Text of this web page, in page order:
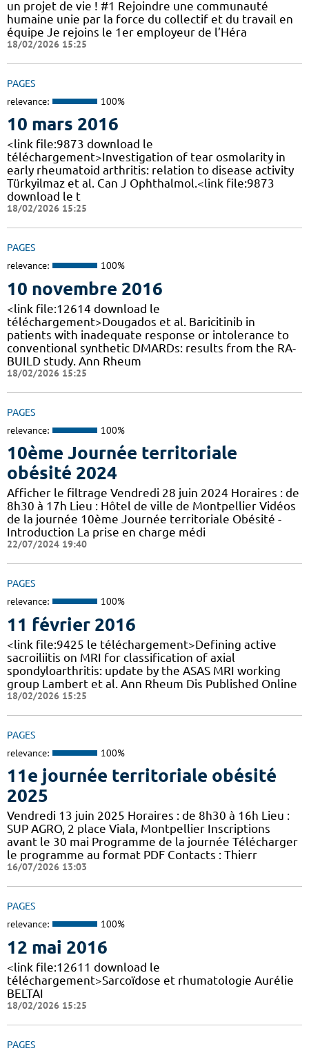
un projet de vie ! #1 Rejoindre une communauté
humaine unie par la force du collectif et du travail en
équipe Je rejoins le 1er employeur de l’Héra
18/02/2026 15:25
PAGES
relevance: 100%
10 mars 2016
<link file:9873 download le
téléchargement>Investigation of tear osmolarity in
early rheumatoid arthritis: relation to disease activity
Türkyilmaz et al. Can J Ophthalmol.<link file:9873
download le t
18/02/2026 15:25
PAGES
relevance: 100%
10 novembre 2016
<link file:12614 download le
téléchargement>Dougados et al. Baricitinib in
patients with inadequate response or intolerance to
conventional synthetic DMARDs: results from the RA-
BUILD study. Ann Rheum
18/02/2026 15:25
PAGES
relevance: 100%
10ème Journée territoriale
obésité 2024
Afficher le filtrage Vendredi 28 juin 2024 Horaires : de
8h30 à 17h Lieu : Hôtel de ville de Montpellier Vidéos
de la journée 10ème Journée territoriale Obésité -
Introduction La prise en charge médi
22/07/2024 19:40
PAGES
relevance: 100%
11 février 2016
<link file:9425 le téléchargement>Defining active
sacroiliitis on MRI for classification of axial
spondyloarthritis: update by the ASAS MRI working
group Lambert et al. Ann Rheum Dis Published Online
18/02/2026 15:25
PAGES
relevance: 100%
11e journée territoriale obésité
2025
Vendredi 13 juin 2025 Horaires : de 8h30 à 16h Lieu :
SUP AGRO, 2 place Viala, Montpellier Inscriptions
avant le 30 mai Programme de la journée Télécharger
le programme au format PDF Contacts : Thierr
16/07/2026 13:03
PAGES
relevance: 100%
12 mai 2016
<link file:12611 download le
téléchargement>Sarcoïdose et rhumatologie Aurélie
BELTAI
18/02/2026 15:25
PAGES